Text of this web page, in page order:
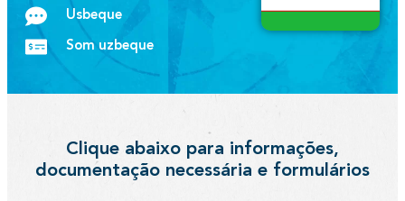
Usbeque
Som uzbeque
Clique abaixo para informações,
documentação necessária e formulários